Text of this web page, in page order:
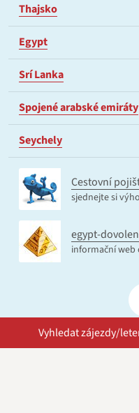
Vyhledat zájezdy/
Thajsko
Egypt
Srí Lanka
Spojené arabské emiráty
Seychely
Cestovní
sjednejte si
egypt-
informační web